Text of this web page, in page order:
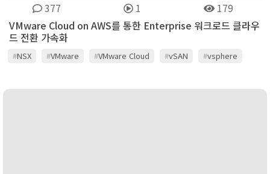
377 1
179
VMware Cloud on AWS를 통한 Enterprise 워크로드 클라우
드 전환 가속화
#NSX #VMware #VMware Cloud #vSAN #vsphere